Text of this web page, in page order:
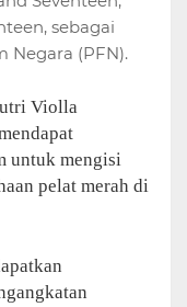
sebagai
Negara (PFN).
Violla
untuk mengisi
pelat merah di